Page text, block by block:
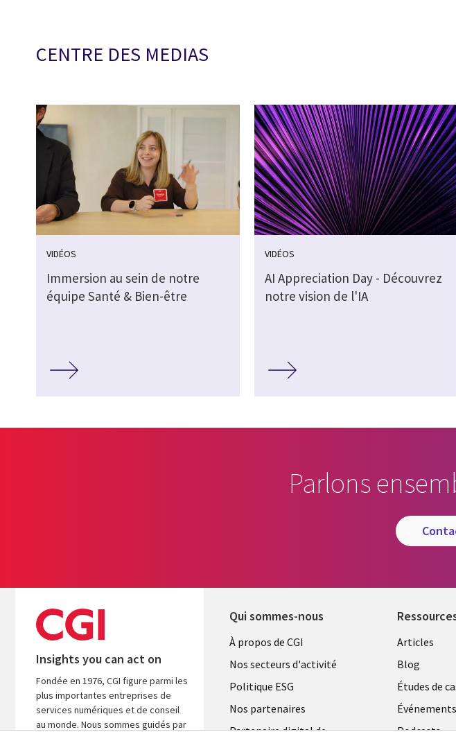
CENTRE DES MEDIAS
VIDÉOS
Immersion au sein de notre
équipe Santé & Bien-être
VIDÉOS
AI Appreciation Day - Découvrez
notre vision de l'IA
Parlons
Insights you can act on
Fondée en 1976, CGI figure parmi les
plus importantes entreprises de
services numériques et de conseil
au monde. Nous sommes guidés par
Qui sommes-nous
Useful
links
FRANCE
À propos de CGI
Nos secteurs d'activité
Politique ESG
Nos partenaires
Library
Links
Articles
Blog
Études de
Événements